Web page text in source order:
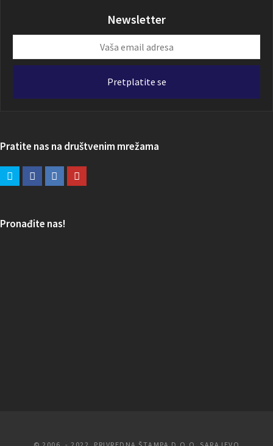
Newsletter
email
Pretplatite se
Pratite nas na društvenim mrežama
Pronađite nas!